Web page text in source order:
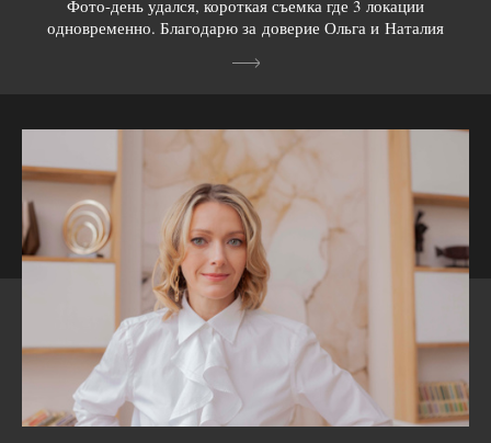
Фото-день удался, короткая съемка где 3 локации
одновременно. Благодарю за доверие Ольга и Наталия